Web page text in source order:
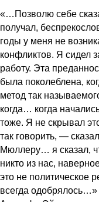
«…Позволю себе
получал,
годы у меня не
конфликтов. Я сидел
работу. Эта
была поколеблена,
метод так
когда… когда
тоже. Я не скрывал
так говорить, —
Мюллеру… я сказал,
никто из нас,
это не политическое
всегда одобрялось…»